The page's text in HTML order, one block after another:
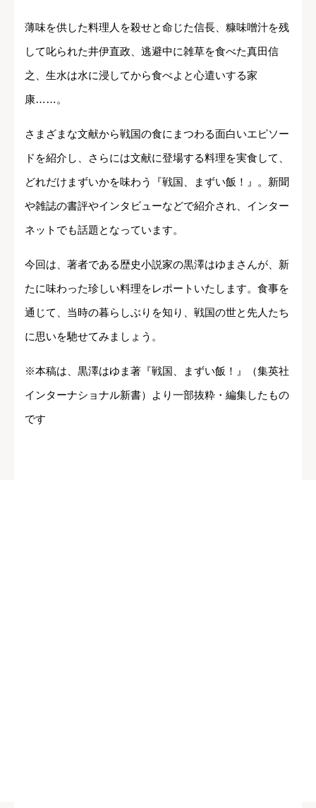
薄味を供した料理人を殺せと命じた信長、糠味噌汁を残
して叱られた井伊直政、逃避中に雑草を食べた真田信
之、生水は水に浸してから食べよと心遣いする家
康……。
さまざまな文献から戦国の食にまつわる面白いエピソー
ドを紹介し、さらには文献に登場する料理を実食して、
どれだけまずいかを味わう『戦国、まずい飯！』。新聞
や雑誌の書評やインタビューなどで紹介され、インター
ネットでも話題となっています。
今回は、著者である歴史小説家の黒澤はゆまさんが、新
たに味わった珍しい料理をレポートいたします。食事を
通じて、当時の暮らしぶりを知り、戦国の世と先人たち
に思いを馳せてみましょう。
※本稿は、黒澤はゆま著『戦国、まずい飯！』（集英社
インターナショナル新書）より一部抜粋・編集したもの
です